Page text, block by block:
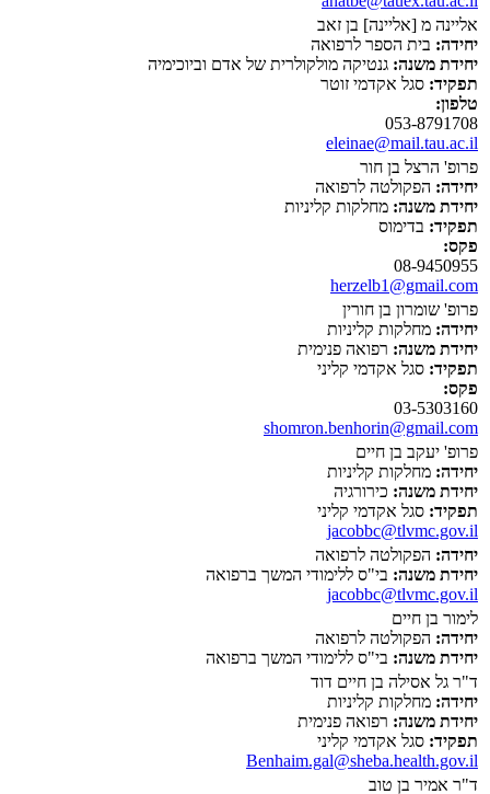
אליינה מ [אליינה] בן זאב
יחידה: בית הספר לרפואה
יחידת משנה: גנטיקה מולקולרית של אדם וביוכימיה
תפקיד: סגל אקדמי זוטר
טלפון:
053-8791708
eleinae@mail.tau.ac.il
פרופ' הרצל בן חור
יחידה: הפקולטה לרפואה
יחידת משנה: מחלקות קליניות
תפקיד: בדימוס
פקס:
08-9450955
herzelb1@gmail.com
פרופ' שומרון בן חורין
יחידה: מחלקות קליניות
יחידת משנה: רפואה פנימית
תפקיד: סגל אקדמי קליני
פקס:
03-5303160
shomron.benhorin@gmail.com
פרופ' יעקב בן חיים
יחידה: מחלקות קליניות
יחידת משנה: כירורגיה
תפקיד: סגל אקדמי קליני
jacobbc@tlvmc.gov.il
יחידה: הפקולטה לרפואה
יחידת משנה: בי"ס ללימודי המשך ברפואה
jacobbc@tlvmc.gov.il
לימור בן חיים
יחידה: הפקולטה לרפואה
יחידת משנה: בי"ס ללימודי המשך ברפואה
ד"ר גל אסילה בן חיים דוד
יחידה: מחלקות קליניות
יחידת משנה: רפואה פנימית
תפקיד: סגל אקדמי קליני
Benhaim.gal@sheba.health.gov.il
ד"ר אמיר בן טוב